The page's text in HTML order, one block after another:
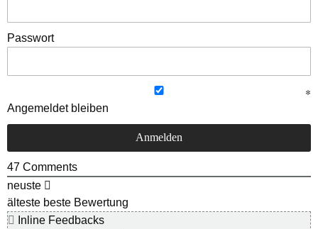
Passwort
Angemeldet bleiben
47 Comments
neuste
älteste beste Bewertung
Inline Feedbacks